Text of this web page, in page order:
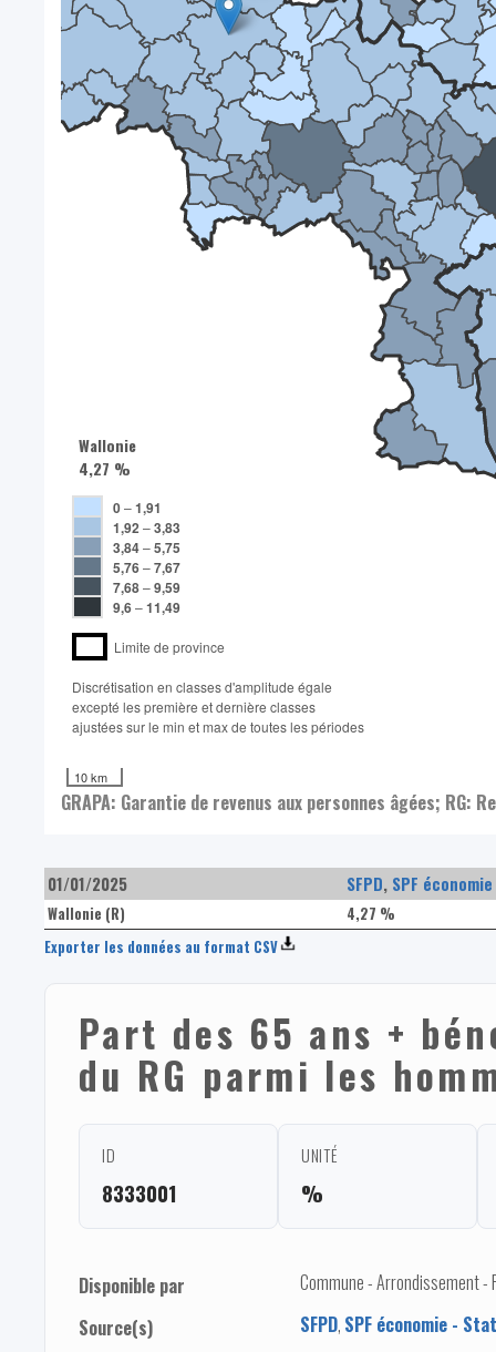
Wallonie
4,27 %
0–1,91
1,92 –3,83
3,84–5,75
5,76–7,67
7,68–9,59
9,6–11,49
Limite de province
Discrétisation en classes d'amplitude égale​
excepté les première et dernière classes
ajustées sur le min et max de toutes les périodes
10 km
GRAPA: Garantie de revenus aux personnes âgées; RG:
01/01/2025 SFPD, SPF
Wallonie (R)
4,27 %
Exporter les données au format CSV
Part des 65 ans +
du RG parmi les
ID
8333001
UNITÉ
%
Disponible par
Commune - Arrondissement -
Source(s)
SFPD, SPF économie -